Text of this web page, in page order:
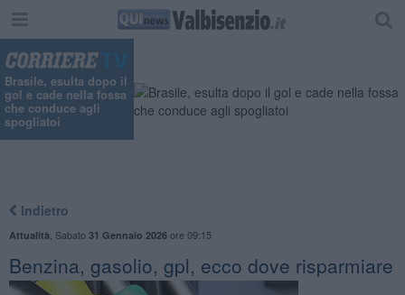
Brasile, esulta dopo il
gol e cade nella fossa
che conduce agli
spogliatoi
Indietro
Attualità Sabato 31 Gennaio 2026ore 09:15
Benzina, gasolio, gpl, ecco dove risparmiare